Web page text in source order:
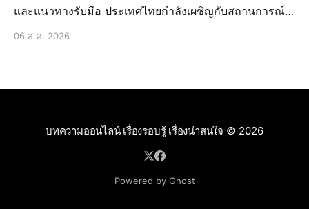
และแนวทางรับมือ ประเทศไทยกำลังเผชิญกับสถานการณ์
ต่อหลายภาคส่วน นี่ไม่ใช่เรื่องใหม่สำหรับบ้านเรา แต่เป็น
06 ส.ค. 2026
บทความออนไลน์ เรื่องรอบรู้ เรื่องน่าสนใจ © 2026
Powered by Ghost